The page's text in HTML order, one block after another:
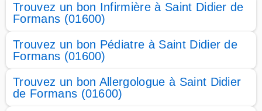
Trouvez un bon Infirmière à Saint Didier de
Formans (01600)
Trouvez un bon Pédiatre à Saint Didier de
Formans (01600)
Trouvez un bon Allergologue à Saint Didier
de Formans (01600)